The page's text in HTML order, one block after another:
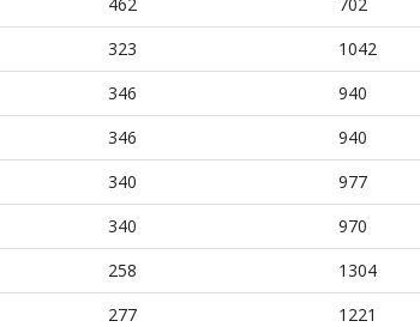
323
1042
346
940
346
940
340
977
340
970
258
1304
277
1221